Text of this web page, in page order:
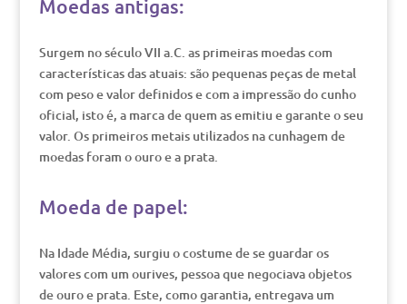
Moedas antigas:
Surgem no século VII a.C. as primeiras moedas com
características das atuais: são pequenas peças de metal
com peso e valor definidos e com a impressão do cunho
oficial, isto é, a marca de quem as emitiu e garante o seu
valor. Os primeiros metais utilizados na cunhagem de
moedas foram o ouro e a prata.
Moeda de papel:
Na Idade Média, surgiu o costume de se guardar os
valores com um ourives, pessoa que negociava objetos
de ouro e prata. Este, como garantia, entregava um